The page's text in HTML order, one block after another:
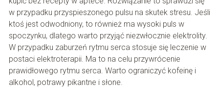
w przypadku przyspieszonego pulsu na skutek stresu. Jeśli
ktoś jest odwodniony, to również ma wysoki puls w
spoczynku, dlatego warto przyjąć niezwłocznie elektrolity.
W przypadku zaburzeń rytmu serca stosuje się leczenie w
postaci elektroterapii. Ma to na celu przywrócenie
prawidłowego rytmu serca. Warto ograniczyć kofeinę i
alkohol, potrawy pikantne i słone.